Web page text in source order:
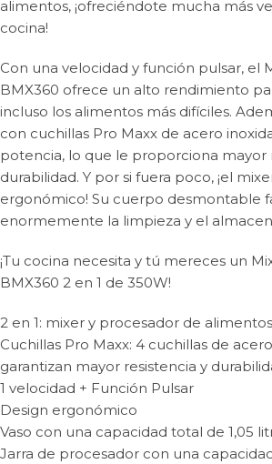
alimentos, ¡ofreciéndote mucha más
cocina!
Con una velocidad y función pulsar, el
BMX360 ofrece un alto rendimiento
incluso los alimentos más difíciles.
con cuchillas Pro Maxx de acero
potencia, lo que le proporciona mayor
durabilidad. Y por si fuera poco, ¡el
ergonómico! Su cuerpo desmontable
enormemente la limpieza y el
¡Tu cocina necesita y tú mereces un
BMX360 2 en 1 de 350W!
2 en 1: mixer y procesador de alimentos
Cuchillas Pro Maxx: 4 cuchillas de
garantizan mayor resistencia y
1 velocidad + Función Pulsar
Design ergonómico
Vaso con una capacidad total de 1,05
Jarra de procesador con una